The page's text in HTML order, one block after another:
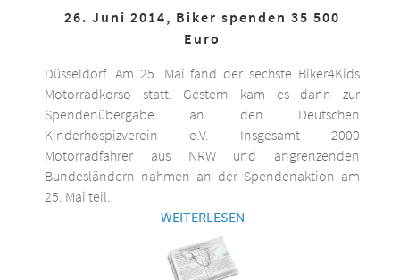
26. Juni 2014, Biker spenden 35 500
Euro
Düsseldorf. Am 25. Mai fand der sechste Biker4Kids
Motorradkorso statt. Gestern kam es dann zur
Spendenübergabe an den Deutschen
Kinderhospizverein e.V. Insgesamt 2000
Motorradfahrer aus NRW und angrenzenden
Bundesländern nahmen an der Spendenaktion am
25. Mai teil.
WEITERLESEN